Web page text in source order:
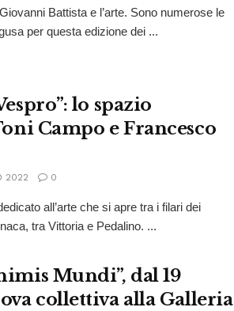
Battista e l’arte. Sono numerose le
per questa edizione dei ...
lo spazio
Campo e Francesco
2022 0
all’arte che si apre tra i filari dei
tra Vittoria e Pedalino. ...
Mundi”, dal 19
collettiva alla Galleria